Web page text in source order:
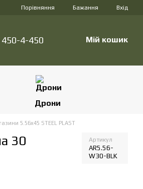
Порівняння Бажання Вхід
450-4-450 Мій кошик
Дрони
5.56х45 STEEL PLAST
30
Артикул
AR5.56-
W30-BLK